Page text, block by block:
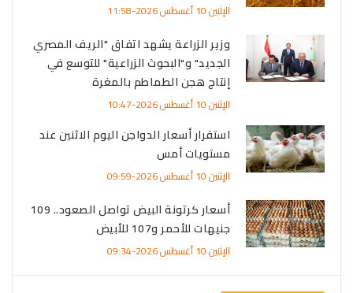
الإثنين 10 أغسطس 2026-11:58
وزير الزراعة يشهد اتفاق "الريف المصري
الجديد" و"البحوث الزراعية" للتوسع في
إنتاج هجن الطماطم بالمغرة
الإثنين 10 أغسطس 2026-10:47
استقرار أسعار الدواجن اليوم الاثنين عند
مستويات أمس
الإثنين 10 أغسطس 2026-09:59
أسعار كرتونة البيض تواصل الصعود.. 109
جنيهات للأحمر و107 للأبيض
الإثنين 10 أغسطس 2026-09:34